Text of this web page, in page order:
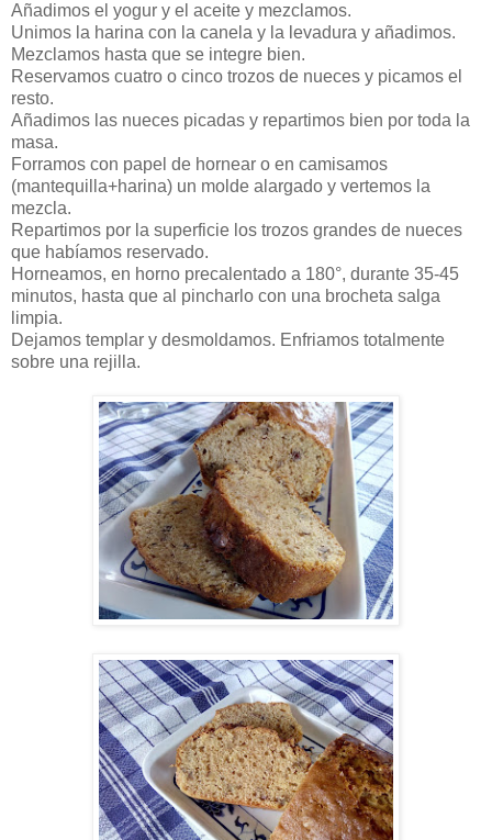
Añadimos el yogur y el aceite y mezclamos.
Unimos la harina con la canela y la levadura y añadimos.
Mezclamos hasta que se integre bien.
Reservamos cuatro o cinco trozos de nueces y picamos el
resto.
Añadimos las nueces picadas y repartimos bien por toda la
masa.
Forramos con papel de hornear o en camisamos
(mantequilla+harina) un molde alargado y vertemos la
mezcla.
Repartimos por la superficie los trozos grandes de nueces
que habíamos reservado.
Horneamos, en horno precalentado a 180°, durante 35-45
minutos, hasta que al pincharlo con una brocheta salga
limpia.
Dejamos templar y desmoldamos. Enfriamos totalmente
sobre una rejilla.